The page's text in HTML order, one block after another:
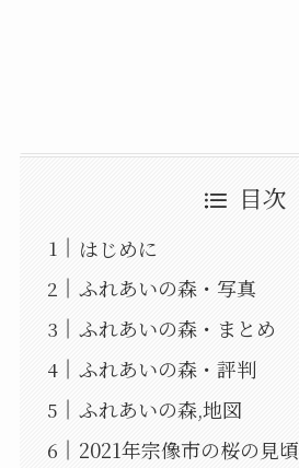
目次
はじめに
ふれあいの森・写真
ふれあいの森・まとめ
ふれあいの森・評判
ふれあいの森,地図
2021年宗像市の桜の見頃